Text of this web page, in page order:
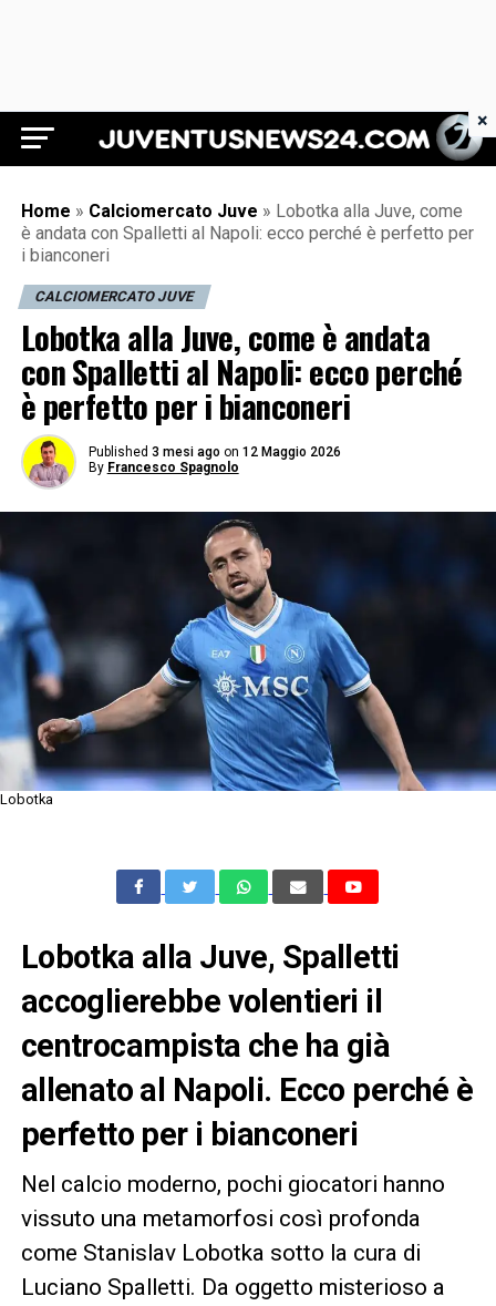
Juventus News 24
Home » Calciomercato Juve » Lobotka alla Juve, come
è andata con Spalletti al Napoli: ecco perché è perfetto per
i bianconeri
CALCIOMERCATO JUVE
Lobotka alla Juve, come è andata
con Spalletti al Napoli: ecco perché
è perfetto per i bianconeri
Published 3 mesi ago on 12 Maggio 2026
By Francesco Spagnolo
Lobotka
Lobotka alla Juve, Spalletti
accoglierebbe volentieri il
centrocampista che ha già
allenato al Napoli. Ecco perché è
perfetto per i bianconeri
Nel calcio moderno, pochi giocatori hanno
vissuto una metamorfosi così profonda
come Stanislav Lobotka sotto la cura di
Luciano Spalletti. Da oggetto misterioso a
×